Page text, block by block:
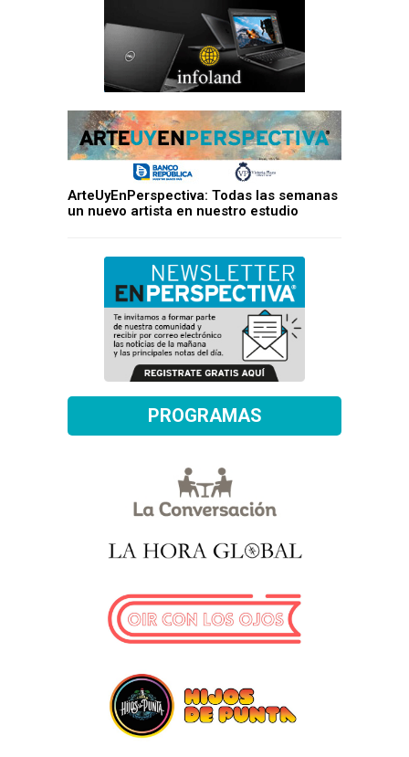
ArteUyEnPerspectiva: Todas las semanas
un nuevo artista en nuestro estudio
PROGRAMAS